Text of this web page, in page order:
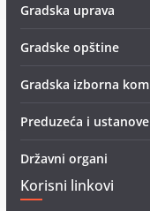
Gradska uprava
Gradske opštine
Gradska izborna
Preduzeća i ustanove
Državni organi
Korisni linkovi